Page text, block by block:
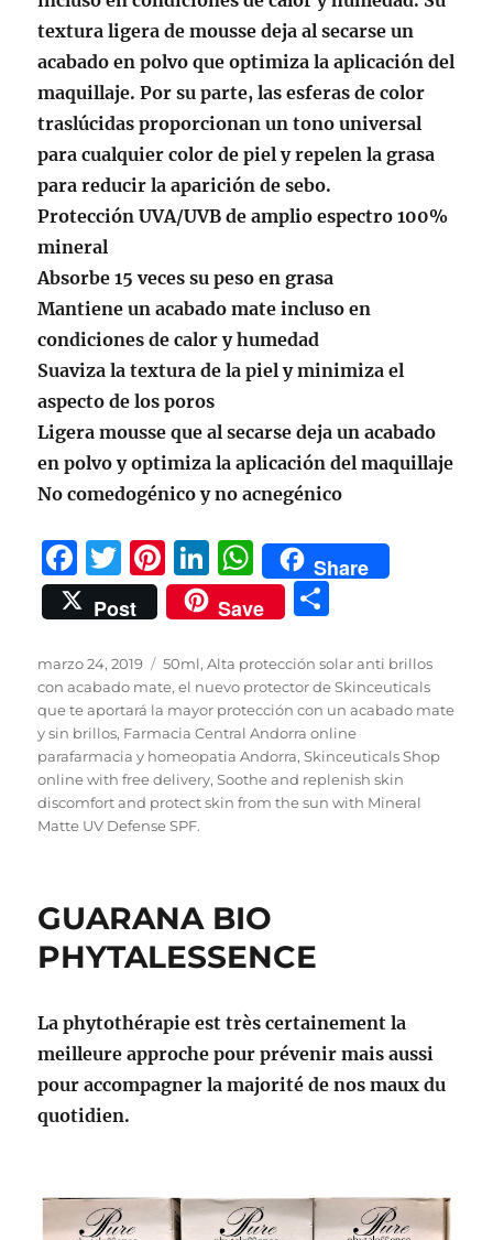
textura ligera de mousse deja al secarse un
acabado en polvo que optimiza la aplicación del
maquillaje. Por su parte, las esferas de color
traslúcidas proporcionan un tono universal
para cualquier color de piel y repelen la grasa
para reducir la aparición de sebo.
Protección UVA/UVB de amplio espectro 100%
mineral
Absorbe 15 veces su peso en grasa
Mantiene un acabado mate incluso en
condiciones de calor y humedad
Suaviza la textura de la piel y minimiza el
aspecto de los poros
Ligera mousse que al secarse deja un acabado
en polvo y optimiza la aplicación del maquillaje
No comedogénico y no acnegénico
F
a
c
e
b
o
o
k
T
w
it
te
r
Pi
n
te
re
st
Li
n
k
e
d
I
n
W
h
at
s
A
p
p
Share
Post
Save
m
p
a
rt
ir
Publicado
el
marzo 24, 2019 Categorías
50ml,Alta protección solar anti brillos
con acabado mate,el nuevo protector de Skinceuticals
que te aportará la mayor protección con un acabado mate
y sin brillos, Farmacia Central Andorra online
parafarmacia y homeopatia Andorra,Skinceuticals Shop
online with free delivery,Soothe and replenish skin
discomfort and protect skin from the sun with Mineral
Matte UV Defense SPF.
GUARANA BIO
PHYTALESSENCE
La phytothérapie est très certainement la
meilleure approche pour prévenir mais aussi
pour accompagner la majorité de nos maux du
quotidien.